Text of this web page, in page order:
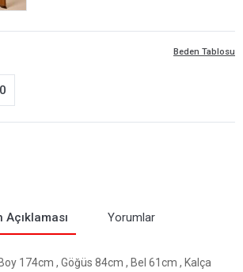
Beden Tablosu
Açıklaması Yorumlar
Boy 174cm , Göğüs 84cm , Bel 61cm , Kalça